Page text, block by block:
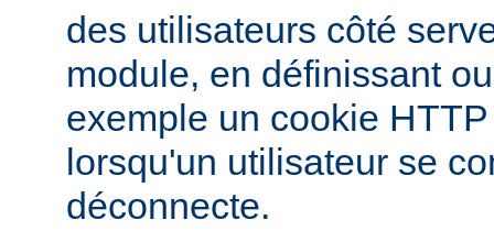
des utilisateurs côté
module, en définissant
exemple un cookie
lorsqu'un utilisateur se
déconnecte.